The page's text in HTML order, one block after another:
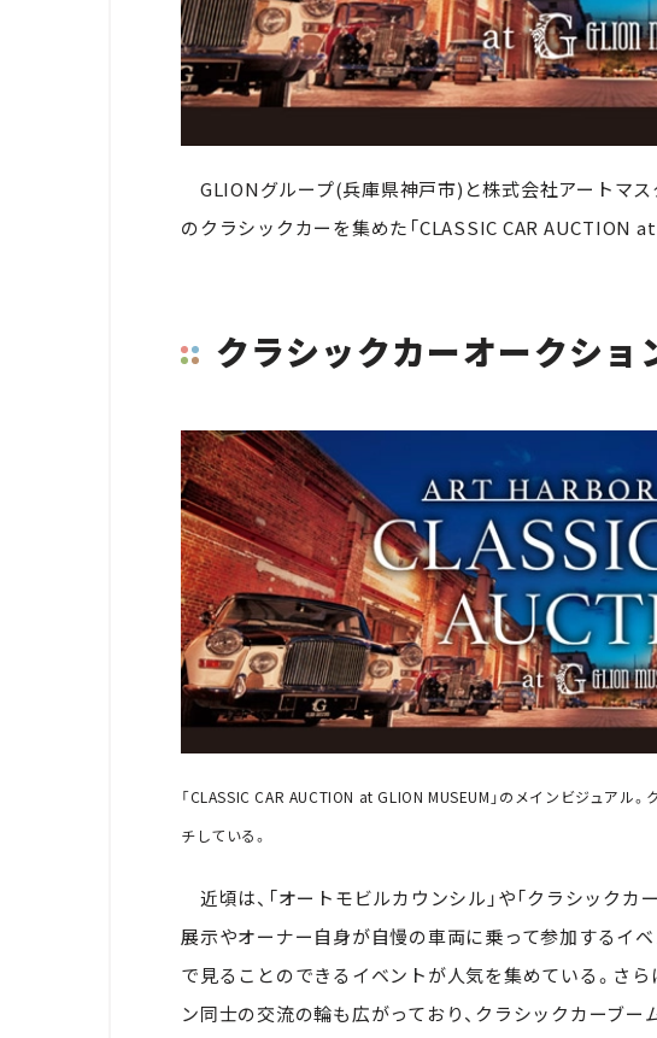
GLIONグループ(兵庫県神戸市)と株式会社アートマ
のクラシックカーを集めた「CLASSIC CAR AUCTION
クラシックカーオークショ
「CLASSIC CAR AUCTION at GLION MUSEUM」のメインビジュア
チしている。
近頃は、「オートモビルカウンシル」や「クラシックカ
展示やオーナー自身が自慢の車両に乗って参加するイ
で見ることのできるイベントが人気を集めている。さ
ン同士の交流の輪も広がっており、クラシックカーブ